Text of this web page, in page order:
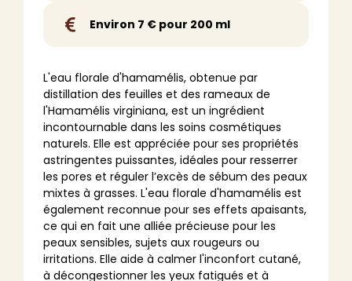
Environ 7 € pour 200 ml
L'eau florale d'hamamélis, obtenue par
distillation des feuilles et des rameaux de
l'Hamamélis virginiana, est un ingrédient
incontournable dans les soins cosmétiques
naturels. Elle est appréciée pour ses propriétés
astringentes puissantes, idéales pour resserrer
les pores et réguler l’excès de sébum des peaux
mixtes à grasses. L'eau florale d'hamamélis est
également reconnue pour ses effets apaisants,
ce qui en fait une alliée précieuse pour les
peaux sensibles, sujets aux rougeurs ou
irritations. Elle aide à calmer l'inconfort cutané,
à décongestionner les yeux fatigués et à